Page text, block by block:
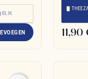
BLIK
11,90